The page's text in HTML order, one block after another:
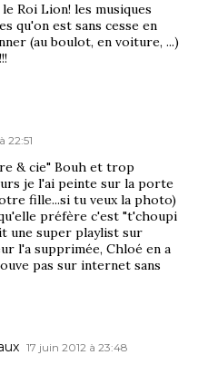
Roi Lion! les musiques
qu'on est sans cesse en
(au boulot, en voiture, ...)
22:51
& cie" Bouh et trop
je l'ai peinte sur la porte
fille...si tu veux la photo)
préfère c'est "t'choupi
une super playlist sur
l'a supprimée, Chloé en a
pas sur internet sans
17 juin 2012 à 23:48